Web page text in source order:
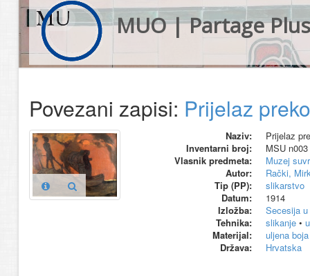
MUO | Partage Plus
Povezani zapisi: Prijelaz
Naziv:
Prijelaz
Inventarni broj:
MSU n003
Vlasnik predmeta:
Muzej
Autor:
Rački,
Tip (PP):
slikarstvo
Datum:
1914
Izložba:
Secesija
Tehnika:
slikanje•
Materijal:
uljena boja
Država:
Hrvatska